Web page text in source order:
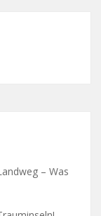
– Was